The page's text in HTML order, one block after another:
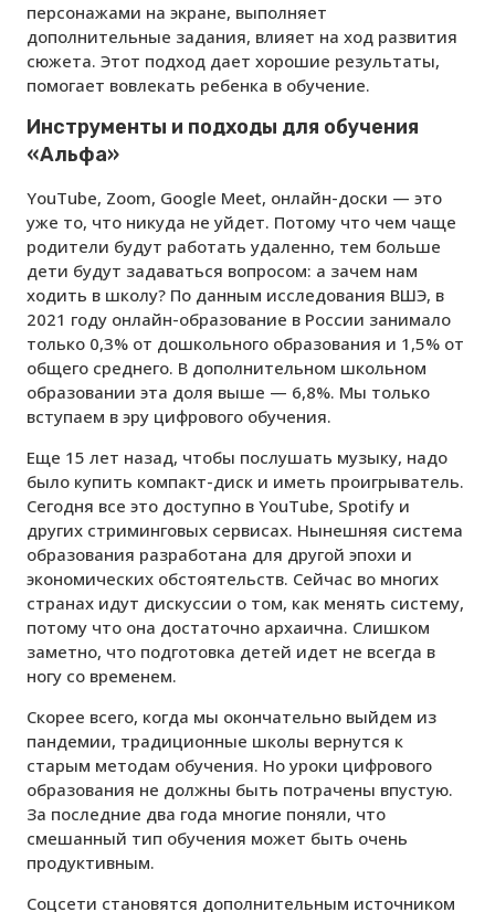
персонажами на экране, выполняет
дополнительные задания, влияет на ход развития
сюжета. Этот подход дает хорошие результаты,
помогает вовлекать ребенка в обучение.
Инструменты и подходы для обучения
«Альфа»
YouTube, Zoom, Google Meet, онлайн-доски — это
уже то, что никуда не уйдет. Потому что чем чаще
родители будут работать удаленно, тем больше
дети будут задаваться вопросом: а зачем нам
ходить в школу? По данным исследования ВШЭ, в
2021 году онлайн-образование в России занимало
только 0,3% от дошкольного образования и 1,5% от
общего среднего. В дополнительном школьном
образовании эта доля выше — 6,8%. Мы только
вступаем в эру цифрового обучения.
Еще 15 лет назад, чтобы послушать музыку, надо
было купить компакт-диск и иметь проигрыватель.
Сегодня все это доступно в YouTube, Spotify и
других стриминговых сервисах. Нынешняя система
образования разработана для другой эпохи и
экономических обстоятельств. Сейчас во многих
странах идут дискуссии о том, как менять систему,
потому что она достаточно архаична. Слишком
заметно, что подготовка детей идет не всегда в
ногу со временем.
Скорее всего, когда мы окончательно выйдем из
пандемии, традиционные школы вернутся к
старым методам обучения. Но уроки цифрового
образования не должны быть потрачены впустую.
За последние два года многие поняли, что
смешанный тип обучения может быть очень
продуктивным.
Соцсети становятся дополнительным источником